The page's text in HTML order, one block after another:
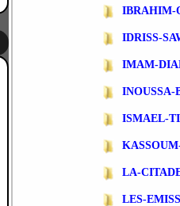
IBRAHIM-
IDRISS-
IMAM-
INOUSSA-
ISMAEL-
LA-
LES-